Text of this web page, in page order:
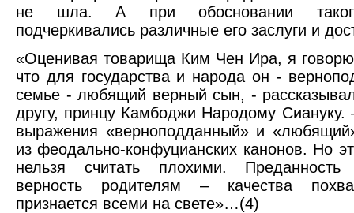
не шла. А при обосновании
подчеркивались различные его заслуги и
«Оценивая товарища Ким Чен Ира, я
что для государства и народа он -
семье - любящий верный сын, -
другу, принцу Камбоджи Народому Сиануку.
выражения «верноподданный» и
из феодально-конфуцианских канонов. Но
нельзя считать плохими. Преданность
верность родителям – качества
признается всеми на свете»…(4)